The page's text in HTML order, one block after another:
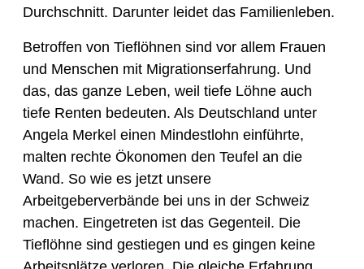
Durchschnitt. Darunter leidet das Familienleben.
Betroffen von Tieflöhnen sind vor allem Frauen
und Menschen mit Migrationserfahrung. Und
das, das ganze Leben, weil tiefe Löhne auch
tiefe Renten bedeuten. Als Deutschland unter
Angela Merkel einen Mindestlohn einführte,
malten rechte Ökonomen den Teufel an die
Wand. So wie es jetzt unsere
Arbeitgeberverbände bei uns in der Schweiz
machen. Eingetreten ist das Gegenteil. Die
Tieflöhne sind gestiegen und es gingen keine